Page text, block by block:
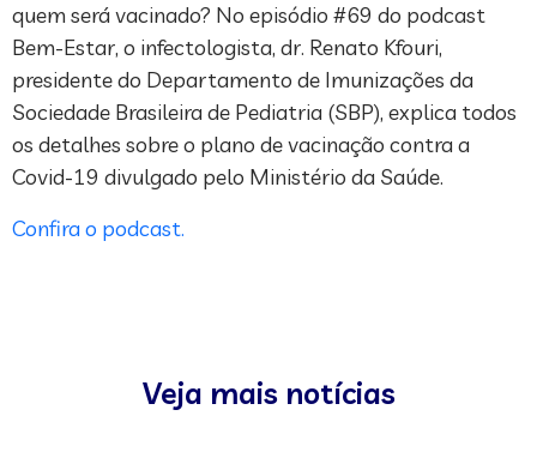
quem será vacinado? No episódio #69 do podcast
Bem-Estar, o infectologista, dr. Renato Kfouri,
presidente do Departamento de Imunizações da
Sociedade Brasileira de Pediatria (SBP), explica todos
os detalhes sobre o plano de vacinação contra a
Covid-19 divulgado pelo Ministério da Saúde.
Confira o podcast.
Veja mais notícias